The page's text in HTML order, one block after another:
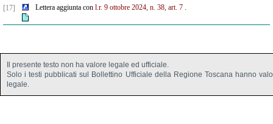
[17]
Lettera aggiunta con l.r. 9 ottobre 2024, n. 38, art. 7.
Il presente testo non ha valore legale ed ufficiale.
Solo i testi pubblicati sul Bollettino Ufficiale della Regione Toscana hanno
legale.